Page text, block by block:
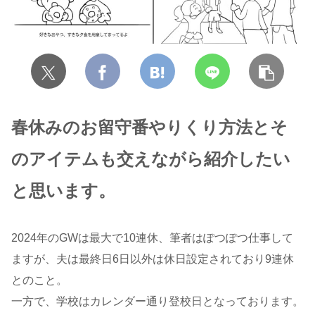
春休みのお留守番やりくり方法とそ
のアイテム も交えながら紹介したい
と思います。
2024年のGWは最大で10連休、筆者はぽつぽつ仕事して
ますが、夫は最終日6日以外は休日設定されており9連休
とのこと。
一方で、学校はカレンダー通り登校日となっております。